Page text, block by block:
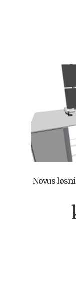
Novus